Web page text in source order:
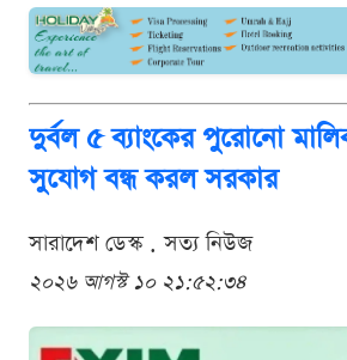
দুর্বল ৫ ব্যাংকের পুরোনো
সুযোগ বন্ধ করল সরকার
সারাদেশ ডেস্ক . সত্য নিউজ
২০২৬ আগস্ট ১০ ২১:৫২:৩৪